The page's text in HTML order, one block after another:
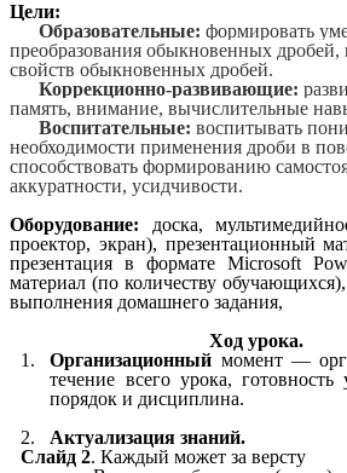
Цели:
Образовательные: формировать
преобразования обыкновенных дробей,
свойств обыкновенных дробей.
Коррекционно-развивающие:
память, внимание, вычислительные
Воспитательные: воспитывать
необходимости применения дроби в
способствовать формированию
аккуратности, усидчивости.
Оборудование: доска,
проектор, экран), презентационный
презентация в формате Microsoft
материал (по количеству
выполнения домашнего задания,
Ход урока.
Организационный момент —
течение всего урока,
порядок и дисциплина.
Актуализация знаний.
Слайд 2. Каждый может за версту